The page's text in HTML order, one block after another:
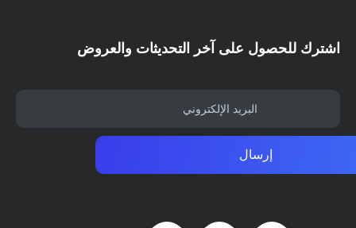
اشترك للحصول على آخر التحديثات والعروض
إرسال